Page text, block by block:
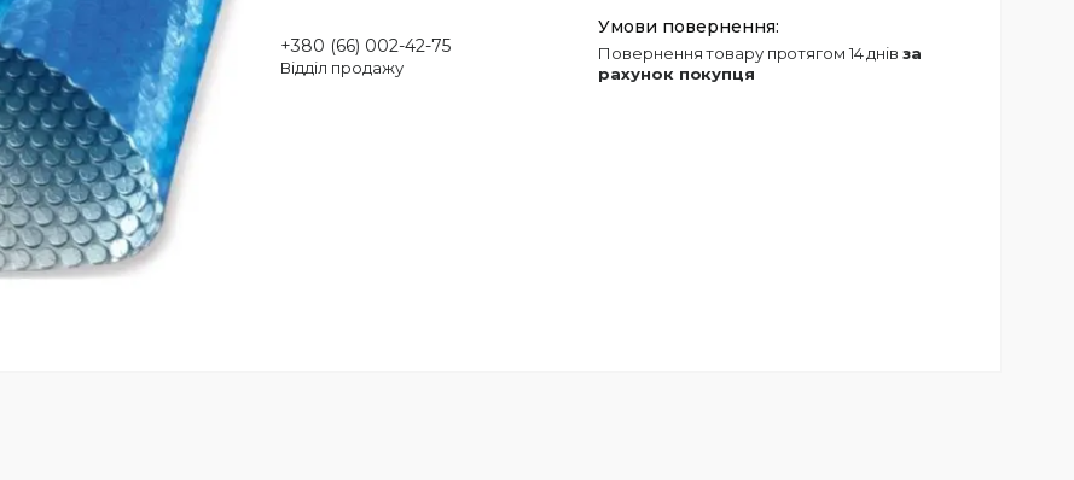
+380 (66) 002-42-75
Відділ продажу
повернення товару протягом 14 днів за
рахунок покупця